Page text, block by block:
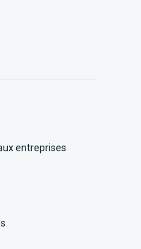
entreprises